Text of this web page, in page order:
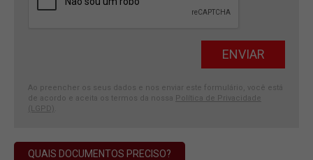
Ao preencher os seus dados e nos enviar este formulário, você está
de acordo e aceita os termos da nossa Política de Privacidade
(LGPD)
QUAIS DOCUMENTOS PRECISO?